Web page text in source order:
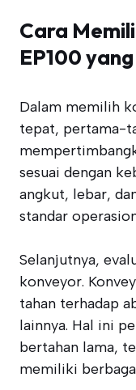
Cara
EP100
Dalam memilih
tepat, pertama-
sesuai dengan
angkut, lebar,
standar
Selanjutnya,
konveyor.
tahan terhadap
lainnya. Hal ini
bertahan lama,
memiliki